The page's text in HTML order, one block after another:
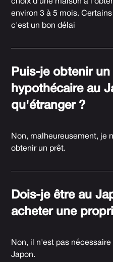
choix d'une maison à
environ 3 à 5 mois.
c'est un bon délai
Puis-je obtenir un
hypothécaire au
qu'étranger ?
Non, malheureusement, je
obtenir un prêt.
Dois-je être au
acheter une
Non, il n'est pas
Japon.